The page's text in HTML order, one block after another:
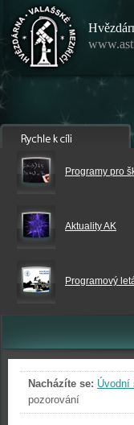
Programy pro
Aktuality AK
Programový
Nacházíte se: Úvodní
pozorování